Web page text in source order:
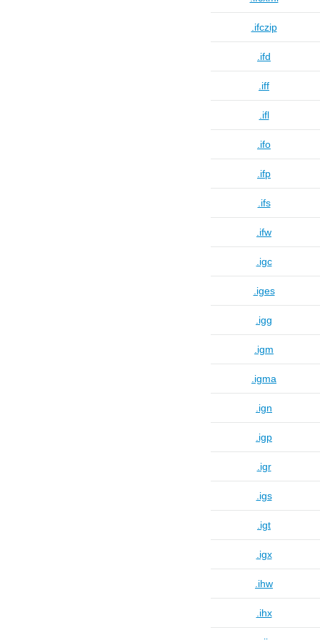
.ifczip
.ifd
.iff
.ifl
.ifo
.ifp
.ifs
.ifw
.igc
.iges
.igg
.igm
.igma
.ign
.igp
.igr
.igs
.igt
.igx
.ihw
.ihx